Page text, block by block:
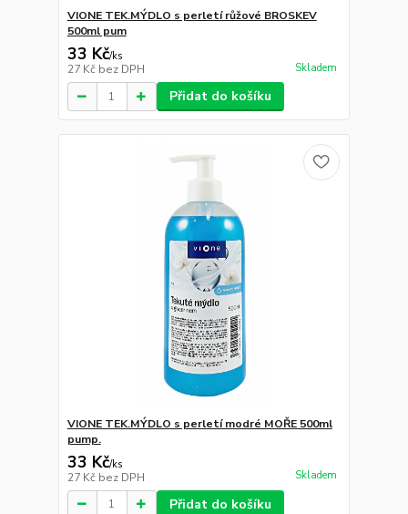
VIONE TEK.MÝDLO s perletí růžové BROSKEV
500ml pum
33 Kč/ks
27 Kč bez DPH Skladem
Přidat do košíku
VIONE TEK.MÝDLO s perletí modré MOŘE 500ml
pump.
33 Kč/ks
27 Kč bez DPH Skladem
Přidat do košíku